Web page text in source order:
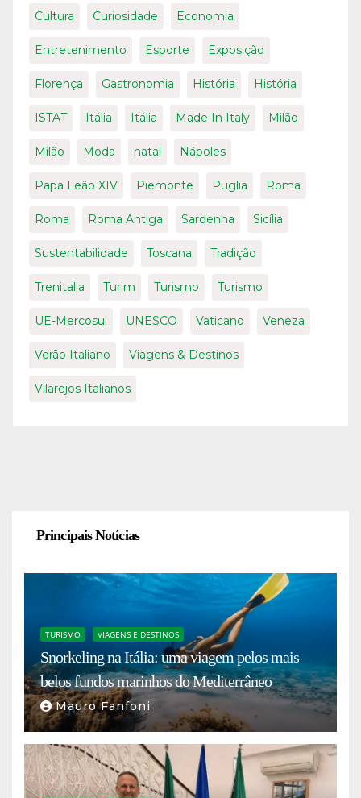
Cultura Curiosidade Economia
Entretenimento Esporte Exposição
Florença Gastronomia História História
ISTAT Itália Itália Made In Italy Milão
Milão Moda natal Nápoles
Papa Leão XIV Piemonte Puglia Roma
Roma Roma Antiga Sardenha Sicília
Sustentabilidade Toscana Tradição
Trenitalia Turim Turismo Turismo
UE-Mercosul UNESCO Vaticano Veneza
Verão Italiano Viagens & Destinos
Vilarejos Italianos
Principais Notícias
TURISMO VIAGENS E DESTINOS
Snorkeling na Itália: uma viagem pelos mais
belos fundos marinhos do Mediterrâneo
Mauro Fanfoni